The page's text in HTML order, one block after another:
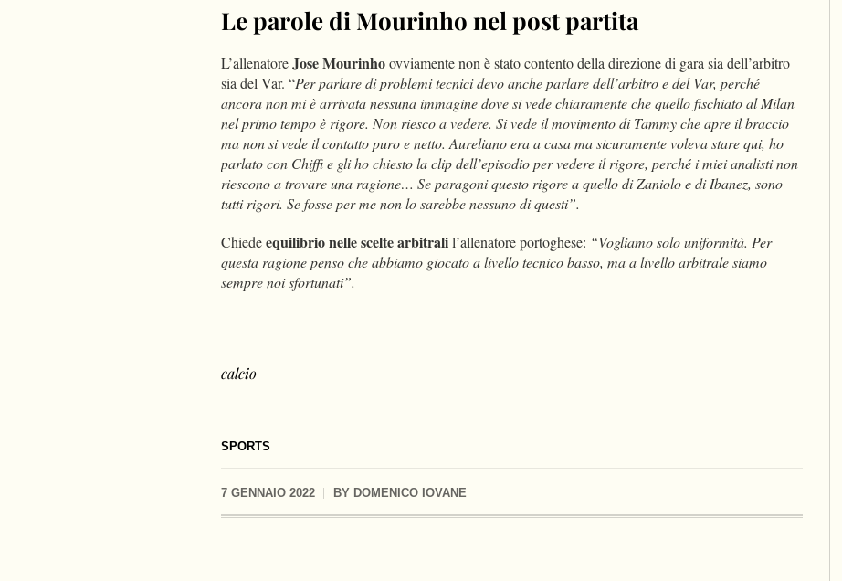
SPORTS
7 GENNAIO 2022 BY DOMENICO IOVANE
Le parole di Mourinho nel post partita
L’allenatoreJose Mourinhoovviamente non è stato contento della direzione di gara sia dell’arbitro
sia del Var. “Per parlare di problemi tecnici devo anche parlare dell’arbitro e del Var, perché
ancora non mi è arrivata nessuna immagine dove si vede chiaramente che quello fischiato al Milan
nel primo tempo è rigore. Non riesco a vedere. Si vede il movimento di Tammy che apre il braccio
ma non si vede il contatto puro e netto. Aureliano era a casa ma sicuramente voleva stare qui, ho
parlato con Chiffi e gli ho chiesto la clip dell’episodio per vedere il rigore, perché i miei analisti non
riescono a trovare una ragione… Se paragoni questo rigore a quello di Zaniolo e di Ibanez, sono
tutti rigori. Se fosse per me non lo sarebbe nessuno di questi”.
Chiedeequilibrio nelle scelte arbitralil’allenatore portoghese: “Vogliamo solo uniformità. Per
questa ragione penso che abbiamo giocato a livello tecnico basso, ma a livello arbitrale siamo
sempre noi sfortunati”.
calcio